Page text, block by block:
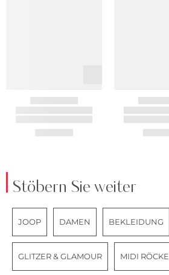
Stöbern Sie weiter
JOOP DAMEN BEKLEIDUNG
GLITZER & GLAMOUR MIDI RÖCKE